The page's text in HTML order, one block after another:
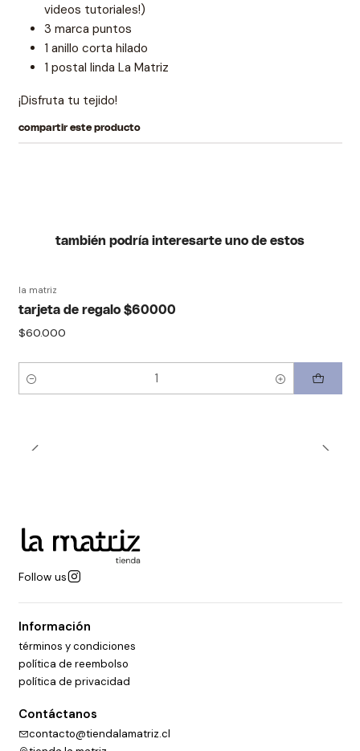
videos tutoriales!)
3 marca puntos
1 anillo corta hilado
1 postal linda La Matriz
¡Disfruta tu tejido!
compartir este producto
también podría interesarte uno de estos
la matriz
tarjeta de regalo $60000
$60.000
Quantity
Follow us
Información
términos y condiciones
política de reembolso
política de privacidad
Contáctanos
contacto@tiendalamatriz.cl